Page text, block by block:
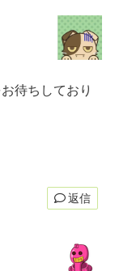
待ちしており
返信